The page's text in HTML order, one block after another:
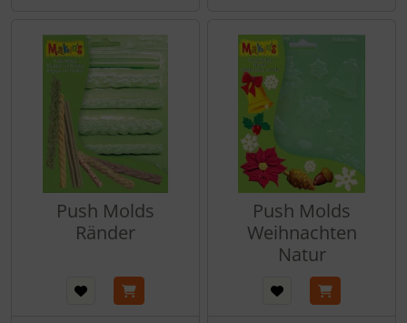
Push Molds
Ränder
Push Molds
Weihnachten
Natur